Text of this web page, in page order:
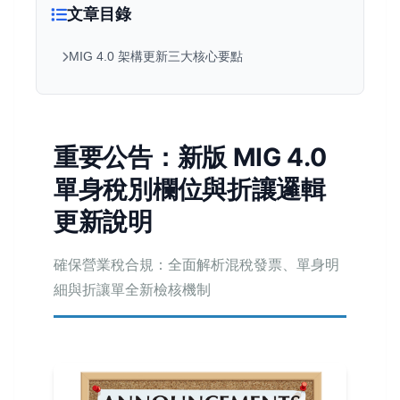
文章目錄
MIG 4.0 架構更新三大核心要點
重要公告：新版 MIG 4.0
單身稅別欄位與折讓邏輯
更新說明
確保營業稅合規：全面解析混稅發票、單身明
細與折讓單全新檢核機制